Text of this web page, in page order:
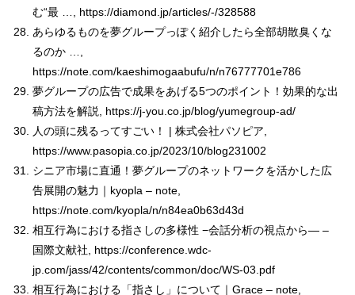
む“最 …, https://diamond.jp/articles/-/328588
あらゆるものを夢グループっぽく紹介したら全部胡散臭くな
るのか …,
https://note.com/kaeshimogaabufu/n/n76777701e786
夢グループの広告で成果をあげる5つのポイント！効果的な出
稿方法を解説, https://j-you.co.jp/blog/yumegroup-ad/
人の頭に残るってすごい！ | 株式会社パソピア,
https://www.pasopia.co.jp/2023/10/blog231002
シニア市場に直通！夢グループのネットワークを活かした広
告展開の魅力｜kyopla – note,
https://note.com/kyopla/n/n84ea0b63d43d
相互行為における指さしの多様性 −会話分析の視点から— –
国際文献社, https://conference.wdc-
jp.com/jass/42/contents/common/doc/WS-03.pdf
相互行為における「指さし」について｜Grace – note,